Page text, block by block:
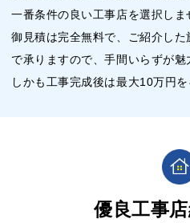
一番条件の良い工事店を選択しま
御見積は完全無料で、ご紹介し
で承りますので、手間いらずが魅
しかも工事完成後は最大10万円を
優良工事